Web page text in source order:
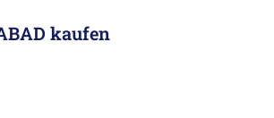
kaufen